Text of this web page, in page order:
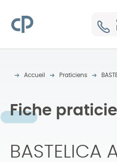
Clinique Pasteur
Accueil Praticiens
Fiche
BASTELICA